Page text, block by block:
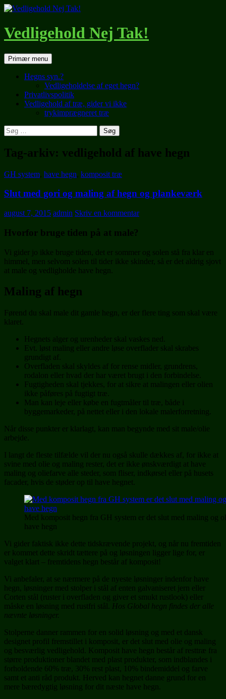
Hop
indhold
Vedligehold Nej Tak!
SøgPrimær menu
Hegns syn.?
Vedligeholdelse af eget hegn?
Privatlivspolitik
Vedligehold af træ, gider vi ikke
trykimprægneret træ
Søg
efter:
Tag-arkiv: vedligehold af have hegn
GH system, have hegn, komposit træ
Slut med gori og maling af hegn og plankeværk
august 7, 2015 admin Skriv en kommentar
Hvorfor bruge tiden på at male?
Vi gider jo ikke bruge tiden, det er sommer og solen stå fra klar en
himmel, men selvom solen til tider ikke skinder, så er det aldrig sjovt
at male og vedligholde have hegn.
Maling af hegn
Førend du skal male dit gamle hegn, er der flere ting som skal være
klaret.
Hegnets alger og urenheder skal vaskes ned.
Evt. løst maling eller andre løse overflader skal skrabes
grundigt af.
Overfladen skal skyldes af for rense midler, grundrens,
rodalon eller hvad der har været brugt i den forbindelse.
Fugtigheden skal tjekkes, for at sikre at malingen eller olien
ikke påføres på fugtigt træ.
Man kan leje eller købe en fugtmåler til træ, både i
byggemarkeder, på nettet eller i den lokale malerforretning.
Når disse punkter er klarlagt, kan man begynde med sit male/olie
arbejde.
I langt de fleste tilfælde vil der nu også skulle dækkes af, for ikke at
svine med olie og maling rester, det er ikke ønskværdigt at have
maling og oliefarve alle steder, som fliser, indkørsel eller på husets
facader, hvis de støder op til have hegnet.
Med komposit hegn fra GH system er det slut med maling og
have hegn
Vi gider faktisk ikke dette tidskrævende projekt, og når nu fremtiden
er kommet dette skridt tættere på og løsningen ligger lige for, er
valget klart – fremtidens hegn består af komposit!
Vi anbefaler, at se nærmere på de nyeste løsninger indenfor have
hegn, løsninger med stolper i stål af enten galvaniseret jern eller
Corten stål (ruster i overfladen og giver et smukt rustlook) eller
måske en løsning med rustfri stål. Hos Global hegn findes der alle
nævnte løsninger.
Stolperne danner rammen for en solid løsning og med et dansk
designet profil fremstillet i komposit, er det slut med olie og maling
og besværlig vedligehold. Komposit have hegn består af resttræ fra
større produktioner blandet med plast produkter, som indblandes i
forholdende 60% træ, 30% rest plast, 10% bindemiddel og farve
samt et anti råd produkt. Herved kan hegnet danne grund for en
mere bæredygtig løsning for dit næste have hegn.